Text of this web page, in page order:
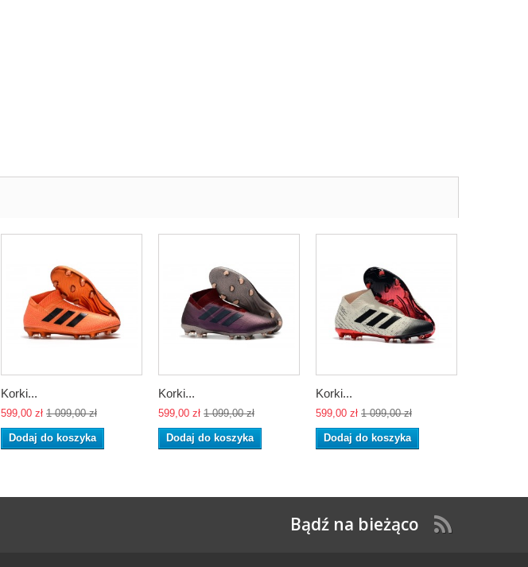
Korki...
599,00 zł 1 099,00 zł
Dodaj do koszyka
Korki...
599,00 zł 1 099,00 zł
Dodaj do koszyka
Korki...
599,00 zł 1 099,00 zł
Dodaj do koszyka
Bądź na bieżąco